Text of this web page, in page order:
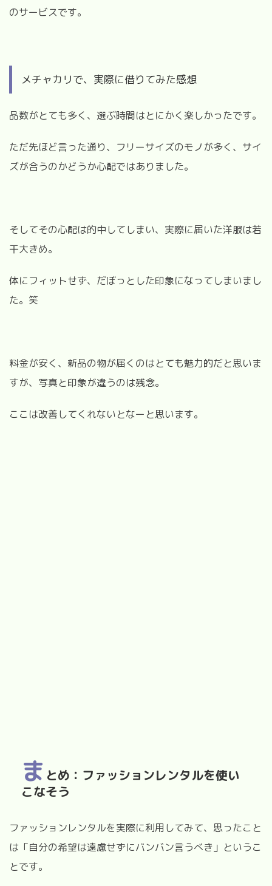
のサービスです。
メチャカリで、実際に借りてみた感想
品数がとても多く、選ぶ時間はとにかく楽しかったです。
ただ先ほど言った通り、フリーサイズのモノが多く、サイ
ズが合うのかどうか心配ではありました。
そしてその心配は的中してしまい、実際に届いた洋服は若
干大きめ。
体にフィットせず、だぼっとした印象になってしまいまし
た。笑
料金が安く、新品の物が届くのはとても魅力的だと思いま
すが、写真と印象が違うのは残念。
ここは改善してくれないとなーと思います。
ま とめ：ファッションレンタルを使い
こなそう
ファッションレンタルを実際に利用してみて、思ったこと
は「自分の希望は遠慮せずにバンバン言うべき」というこ
とです。